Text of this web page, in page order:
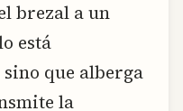
brezal a un
está
que alberga
la